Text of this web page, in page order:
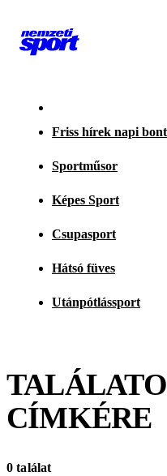
Friss hírek napi
Sportműsor
Képes Sport
Csupasport
Hátsó füves
Utánpótlássport
CÍMKÉRE
0 találat